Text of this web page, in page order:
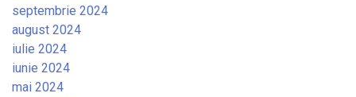
septembrie 2024
august 2024
iulie 2024
iunie 2024
mai 2024